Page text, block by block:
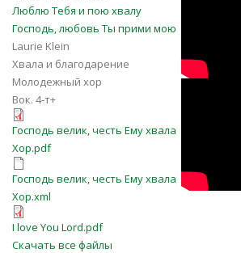
Люблю Тебя и пою хвалу
Господь, любовь Ты прими мою
Laurie Klein
Хвала и благодарение
Молодежный хор
Вок. 4-т+
Господь велик, честь
Хор.pdf
Господь велик, честь Ему хвала
Хор.pdf
Господь велик, честь
Хор.xml
Господь велик, честь Ему хвала
Хор.xml
I love You Lord.pdf
I love You Lord.pdf
Скачать все файлы